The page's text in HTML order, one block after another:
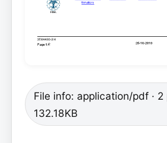
File info: application/pdf · 2
132.18KB